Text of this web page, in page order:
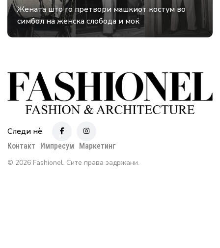
Жената што го претвори машкиот костум во
симбол на женска слобода и моќ
Следи нè
Контакт Импресум
Маркетинг
© 2026 Fashionel. Сите права задржани.